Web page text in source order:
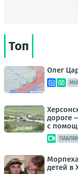
Топ
Олег
дороге
с
детей в